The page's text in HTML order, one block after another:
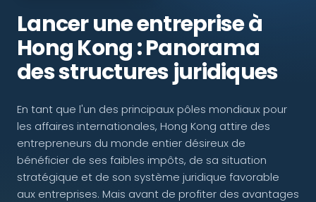
EXPLORER
Actualités
NOUS SUIVRE
Lancer une entreprise à
Hong Kong : Panorama
des structures juridiques
En tant que l'un des principaux pôles mondiaux pour
les affaires internationales, Hong Kong attire des
entrepreneurs du monde entier désireux de
bénéficier de ses faibles impôts, de sa situation
stratégique et de son système juridique favorable
aux entreprises. Mais avant de profiter des avantages